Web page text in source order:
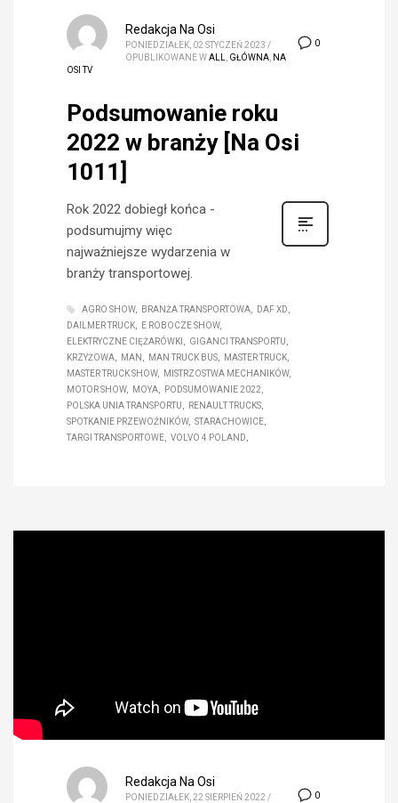
0
Redakcja Na Osi
PONIEDZIAŁEK, 02 STYCZEŃ 2023 /
OPUBLIKOWANE WALL GŁÓWNA NA
OSI TV
Podsumowanie roku
2022 w branży [Na Osi
1011]
Rok 2022 dobiegł końca -
podsumujmy więc
najważniejsze wydarzenia w
branży transportowej.
AGRO SHOW BRANŻA TRANSPORTOWA
DAF XD
DAILMER TRUCK
E ROBOCZE SHOW
ELEKTRYCZNE CIĘŻARÓWKI
GIGANCI TRANSPORTU
KRZYŻOWA
MAN MAN TRUCK BUS
MASTER TRUCK
MASTER TRUCK SHOW
MISTRZOSTWA MECHANIKÓW
MOTOR SHOW
MOYA
PODSUMOWANIE 2022
POLSKA UNIA TRANSPORTU
RENAULT TRUCKS
SPOTKANIE PRZEWOŹNIKÓW
STARACHOWICE
TARGI TRANSPORTOWE
VOLVO 4 POLAND
0
Redakcja Na Osi
PONIEDZIAŁEK, 22 SIERPIEŃ 2022 /